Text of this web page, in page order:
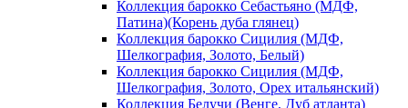
Коллекция барокко Себастьяно (МДФ,
Патина)(Корень дуба глянец)
Коллекция барокко Сицилия (МДФ,
Шелкография, Золото, Белый)
Коллекция барокко Сицилия (МДФ,
Шелкография, Золото, Орех итальянский)
Коллекция Белучи (Венге, Дуб атланта)